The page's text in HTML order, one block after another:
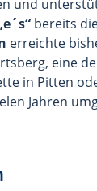
und
bereits
erreichte
eine
in Pitten
Jahren